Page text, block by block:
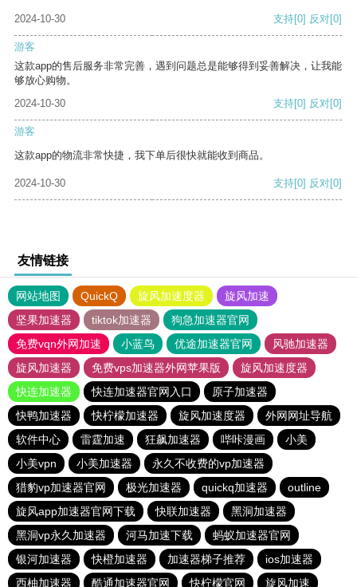
2024-10-30 支持[0] 反对[0]
游客
这款app的售后服务非常完善，遇到问题总是能够得到妥善解决，让我能
够放心购物。
2024-10-30
支持[0] 反对[0]
游客
这款app的物流非常快捷，我下单后很快就能收到商品。
2024-10-30 支持[0] 反对[0]
友情链接
网站地图 QuickQ 旋风加速度器
旋风加速
坚果加速器
tiktok加速器
狗急加速器官网
免费vqn外网加速
小蓝鸟 优途加速器官网
风驰加速器
旋风加速器
免费vps加速器外网苹果版
旋风加速度器
快连加速器
快连加速器官网入口
原子加速器
快鸭加速器
快柠檬加速器 旋风加速度器
外网网址导航
软件中心
雷霆加速 狂飙加速器 哔咔漫画
小美
小美vpn
小美加速器
永久不收费的vp加速器
猎豹vp加速器官网
极光加速器 quickq加速器
outline
旋风app加速器官网下载
快联加速器
黑洞加速器
黑洞vp永久加速器
河马加速下载
蚂蚁加速器官网
银河加速器
快橙加速器 加速器梯子推荐
ios加速器
西柚加速器
酷通加速器官网 快柠檬官网 旋风加速